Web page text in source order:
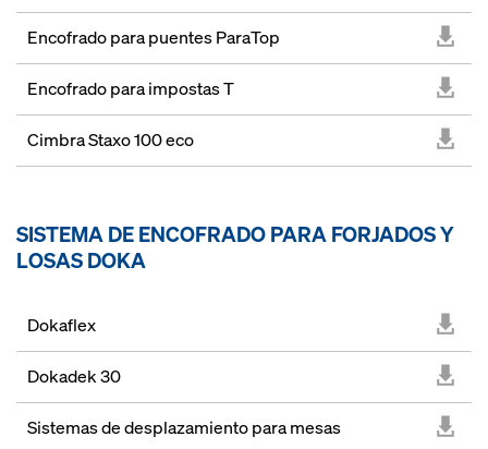
Encofrado para puentes ParaTop
Encofrado para impostas T
Cimbra Staxo 100 eco
SISTEMA DE ENCOFRADO PARA FORJADOS Y
LOSAS DOKA
Dokaflex
Dokadek 30
Sistemas de desplazamiento para mesas